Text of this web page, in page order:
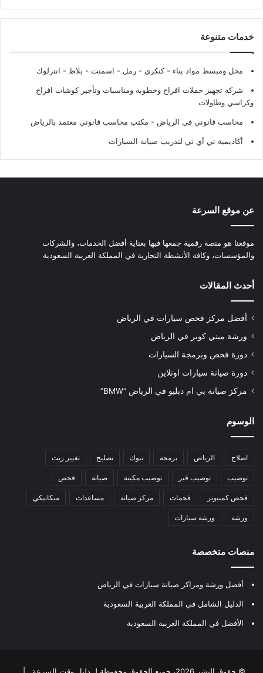
خدمات متنوعة
محل ومبسط مواد بناء - كنكري - رمل - اسمنت - بلاط - انترلوك
شركة تجهيز حفلات افراح وخطوبة ومناسبات وتأجير كوشات افراح
وكراسي وطاولات
محاسب قانوني في الرياض - مكتب محاسب قانوني معتمد بالرياض
أكاديمية تي أي تي لتدريب صيانة السيارات
عن موقع السرعة
موقعنا هو منصة رقمية جمعها فيها بعناية أفضل الخدمات، والشركات
والمؤسسات، وكافة الأنشطة التجارية في المملكة العربية السعودية
أحدث المقالات
أفضل مركز فحص سيارات في الرياض
ورشة ميني كوبر في الرياض
دورة فحص وبرمجة السيارات
دورة صيانة سيارات اونلاين
مركز صيانة بي ام دبليو في الرياض “BMW”
الوسوم
اصلاح الرياض برمجة تبوك تصليح تغيير زيت
توضيب توضيب قير توضيب مكينة صيانة فحص
فحص كمبيوتر فحمات مركز صيانة مساعدات ميكانيكي
ورشة ورشة سيارات
منصات متخصصة
أفضل ورشة ومراكز صيانة سيارات في الرياض
الدليل الشامل في المملكة العربية السعودية
الأفضل في المملكة العربية السعودية
© حقوق النشر 2026، جميع الحقوق محفوظة لـ دليل وقت السرعة